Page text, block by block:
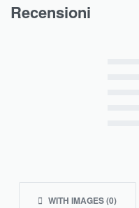
Recensioni
WITH IMAGES (0)